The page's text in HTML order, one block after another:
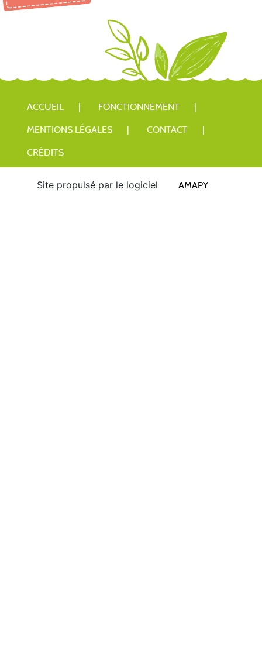
ACCUEIL FONCTIONNEMENT
MENTIONS LÉGALES CONTACT
CRÉDITS
Site propulsé par le logiciel AMAPY